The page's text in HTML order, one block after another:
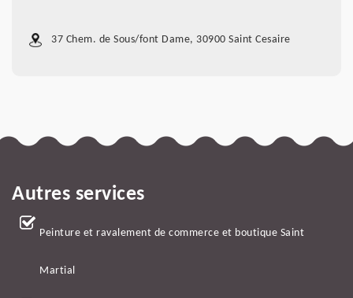
37 Chem. de Sous/font Dame, 30900 Saint Cesaire
Autres services
Peinture et ravalement de commerce et boutique Saint
Martial